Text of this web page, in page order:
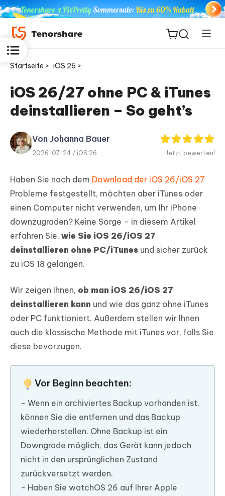
ReiBoot
PDNob
Editor
Startseite > iOS 26 >
iOS 26/27 ohne PC & iTunes
deinstallieren – So geht’s
Von Johanna Bauer
2026-07-24 / iOS 26 Jetzt bewerten!
Haben Sie nach dem Download der iOS 26/iOS 27
Probleme festgestellt, möchten aber iTunes oder
einen Computer nicht verwenden, um Ihr iPhone
downzugraden? Keine Sorge – in diesem Artikel
erfahren Sie, wie Sie iOS 26/iOS 27
deinstallieren ohne PC/iTunes und sicher zurück
zu iOS 18 gelangen.
Wir zeigen Ihnen, ob man iOS 26/iOS 27
deinstallieren kann und wie das ganz ohne iTunes
oder PC funktioniert. Außerdem stellen wir Ihnen
auch die klassische Methode mit iTunes vor, falls Sie
diese bevorzugen.
Vor Beginn beachten:
- Wenn ein archiviertes Backup vorhanden ist,
können Sie die entfernen und das Backup
wiederherstellen. Ohne Backup ist ein
Downgrade möglich, das Gerät kann jedoch
nicht in den ursprünglichen Zustand
zurückversetzt werden.
- Haben Sie watchOS 26 auf Ihrer Apple